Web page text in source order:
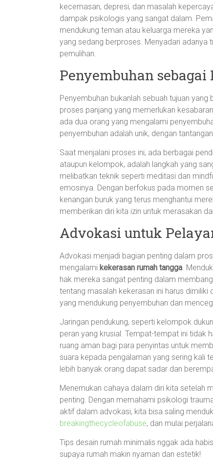
kecemasan, depresi, dan masalah
dampak psikologis yang sangat dalam.
mendukung teman atau keluarga mereka
yang sedang berproses. Menyadari adanya
pemulihan.
Penyembuhan
Penyembuhan bukanlah sebuah tujuan
proses panjang yang memerlukan
ada dua orang yang mengalami
penyembuhan adalah unik, dengan
Saat menjalani proses ini, ada berbagai
ataupun kelompok, adalah langkah yang
melibatkan teknik seperti meditasi dan
emosinya. Dengan berfokus pada momen
kenangan buruk yang terus menghantui
memberikan diri kita izin untuk merasakan
Advokasi untuk
Advokasi menjadi bagian penting dalam
mengalami kekerasan rumah tangga.
hak mereka sangat penting dalam
tentang masalah kekerasan ini harus
yang mendukung penyembuhan dan
Jaringan pendukung, seperti kelompok
peran yang krusial. Tempat-tempat ini tidak
ruang aman bagi para penyintas untuk
suara kepada pengalaman yang sering kali
lebih banyak orang dapat sadar dan
Menemukan cahaya dalam diri kita setelah
penting. Dengan memahami psikologi
aktif dalam advokasi, kita bisa saling
breakingthecycleofabuse, dan mulai
Tips desain rumah minimalis nggak ada
supaya rumah makin nyaman dan estetik!